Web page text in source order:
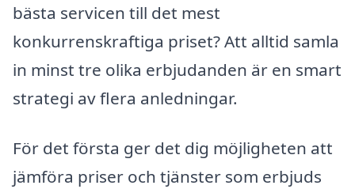
bästa servicen till det mest
konkurrenskraftiga priset? Att alltid samla
in minst tre olika erbjudanden är en smart
strategi av flera anledningar.
För det första ger det dig möjligheten att
jämföra priser och tjänster som erbjuds